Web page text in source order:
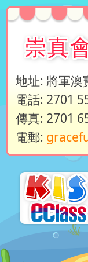
崇真
地址: 將軍澳
電話: 2701
傳真: 2701
電郵: